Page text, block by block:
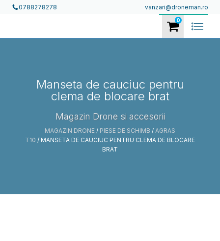
0788278278 vanzari@droneman.ro
0
Manseta de cauciuc pentru
clema de blocare brat
Magazin Drone si accesorii
MAGAZIN DRONE / PIESE DE SCHIMB / AGRAS
T10 / MANSETA DE CAUCIUC PENTRU CLEMA DE BLOCARE
BRAT